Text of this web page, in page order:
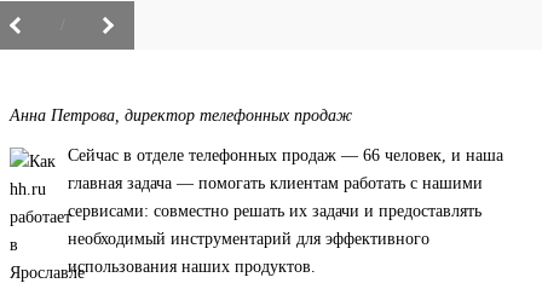
Анна Петрова, директор телефонных продаж
Сейчас в отделе телефонных продаж — 66 человек, и наша
главная задача — помогать клиентам работать с нашими
сервисами: совместно решать их задачи и предоставлять
необходимый инструментарий для эффективного
использования наших продуктов.